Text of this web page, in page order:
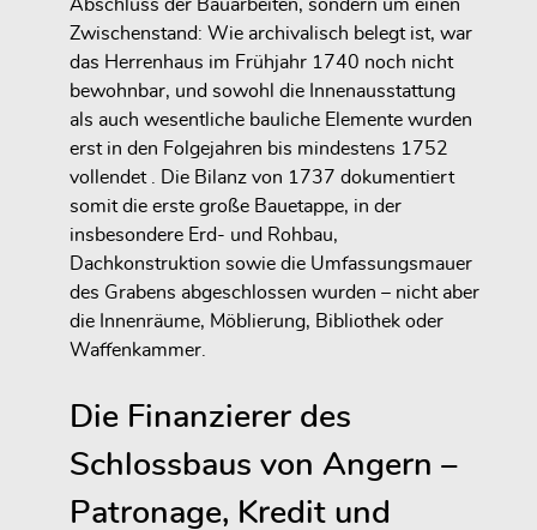
Abschluss der Bauarbeiten, sondern um einen
Zwischenstand: Wie archivalisch belegt ist, war
das Herrenhaus im Frühjahr 1740 noch nicht
bewohnbar, und sowohl die Innenausstattung
als auch wesentliche bauliche Elemente wurden
erst in den Folgejahren bis mindestens 1752
vollendet . Die Bilanz von 1737 dokumentiert
somit die erste große Bauetappe, in der
insbesondere Erd- und Rohbau,
Dachkonstruktion sowie die Umfassungsmauer
des Grabens abgeschlossen wurden – nicht aber
die Innenräume, Möblierung, Bibliothek oder
Waffenkammer.
Die Finanzierer des
Schlossbaus von Angern –
Patronage, Kredit und